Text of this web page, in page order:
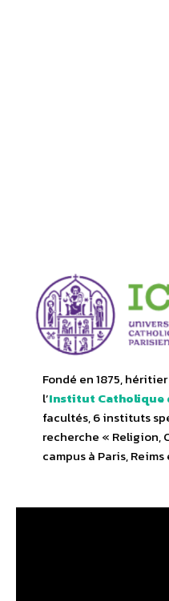
Fondé en 1875,
l’Institut Catholique
facultés, 6 instituts
recherche « Religion,
campus à Paris, Reims